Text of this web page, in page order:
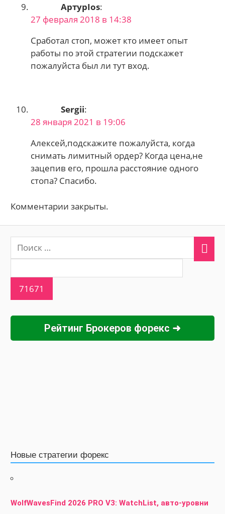
АртурIos:
27 февраля 2018 в 14:38
Сработал стоп, может кто имеет опыт
работы по этой стратегии подскажет
пожалуйста был ли тут вход.
Sergii:
28 января 2021 в 19:06
Алексей,подскажите пожалуйста, когда
снимать лимитный ордер? Когда цена,не
зацепив его, прошла расстояние одного
стопа? Спасибо.
Комментарии закрыты.
Рейтинг Брокеров форекс ➜
Новые стратегии форекс
WolfWavesFind 2026 PRO V3: WatchList, авто-уровни